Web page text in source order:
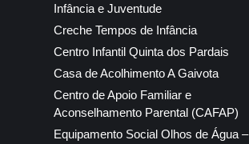
Infância e Juventude
Creche Tempos de Infância
Centro Infantil Quinta dos Pardais
Casa de Acolhimento A Gaivota
Centro de Apoio Familiar e
Aconselhamento Parental (CAFAP)
Equipamento Social Olhos de Água –